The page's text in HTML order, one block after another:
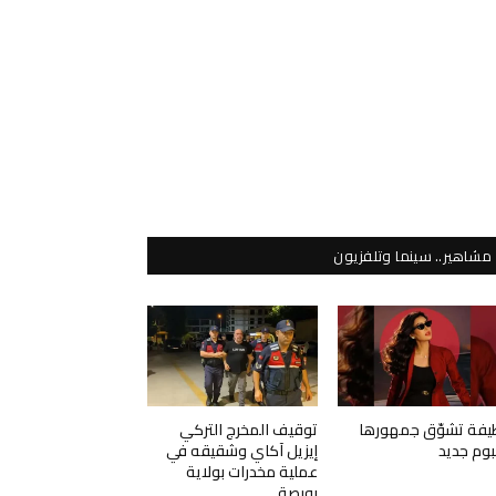
مشاهير.. سينما وتلفزيون
تشوّق جمهورها
جديد
توقيف المخرج التركي
إيزيل آكاي وشقيقه في
عملية مخدرات بولاية